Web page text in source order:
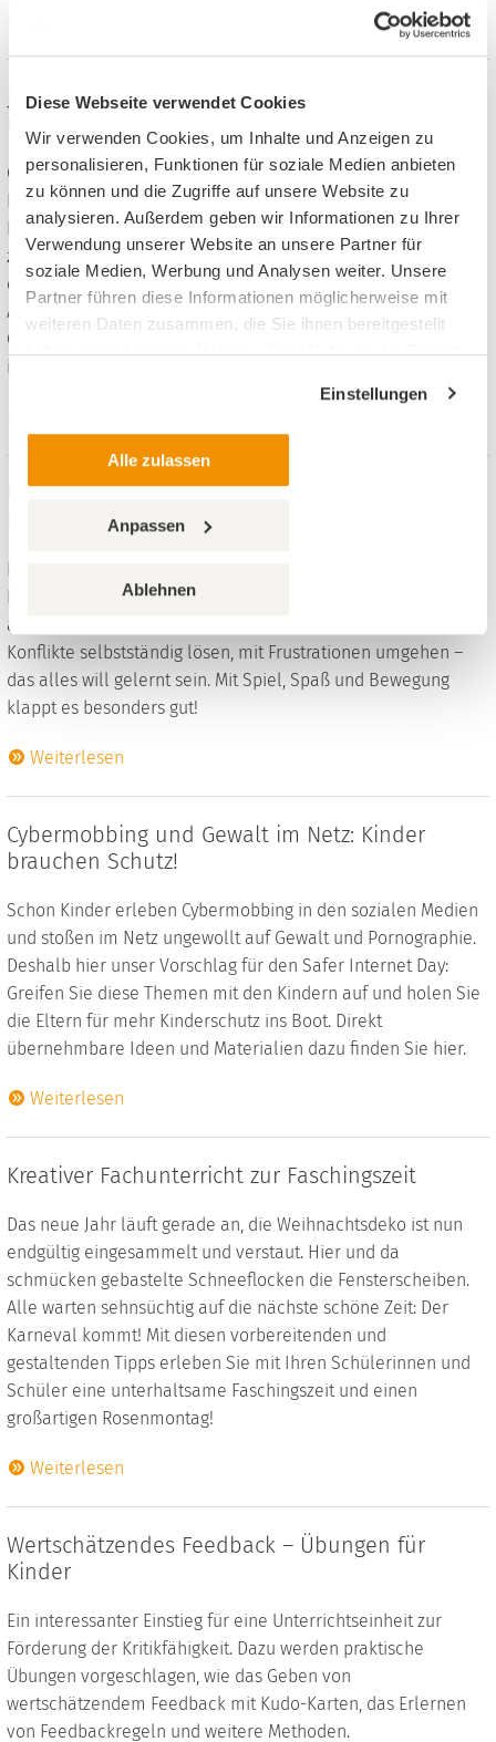
Diese Webseite verwendet Cookies
Wir verwenden Cookies, um Inhalte und Anzeigen zu
personalisieren, Funktionen für soziale Medien anbieten
zu können und die Zugriffe auf unsere Website zu
analysieren. Außerdem geben wir Informationen zu Ihrer
Verwendung unserer Website an unsere Partner für
soziale Medien, Werbung und Analysen weiter. Unsere
Partner führen diese Informationen möglicherweise mit
weiteren Daten zusammen, die Sie ihnen bereitgestellt
haben oder die sie im Rahmen Ihrer Nutzung der Dienste
Einstellungen
Alle zulassen
Anpassen
Ablehnen
Jesus und der Osterhase – Osterbräuche im
Ostern – die Auferstehung Jesu, das höchste christliche Fest?
Die meisten Kinder denken wohl eher an den Osterhasen,
Eier bemalen und süße Osterlämmer. Doch wie passt das
zusammen? Was haben solche Osterbräuche mit
christlichem Glauben und Traditionen zu tun? Im folgenden
Artikel wird erklärt, welche Wurzeln hinter den
Osterbräuchen stecken und wie man dieses Wissen
interessant vermitteln kann.
Übungen und Spiele für sozial-emotionales
Lernen in der 1 Klasse
Beim Übergang in die Schule stehen Kinder vor großen
Herausforderungen: Die eigenen Bedürfnisse spüren und
äußern, Rücksicht nehmen, Freunde finden, Regeln befolgen,
Konflikte selbstständig lösen, mit Frustrationen umgehen –
das alles will gelernt sein. Mit Spiel, Spaß und Bewegung
klappt es besonders gut!
Weiterlesen
Cybermobbing und Gewalt im Netz: Kinder
brauchen Schutz!
Schon Kinder erleben Cybermobbing in den sozialen Medien
und stoßen im Netz ungewollt auf Gewalt und Pornographie.
Deshalb hier unser Vorschlag für den Safer Internet Day:
Greifen Sie diese Themen mit den Kindern auf und holen Sie
die Eltern für mehr Kinderschutz ins Boot. Direkt
übernehmbare Ideen und Materialien dazu finden Sie hier.
Weiterlesen
Kreativer Fachunterricht zur Faschingszeit
Das neue Jahr läuft gerade an, die Weihnachtsdeko ist nun
endgültig eingesammelt und verstaut. Hier und da
schmücken gebastelte Schneeflocken die Fensterscheiben.
Alle warten sehnsüchtig auf die nächste schöne Zeit: Der
Karneval kommt! Mit diesen vorbereitenden und
gestaltenden Tipps erleben Sie mit Ihren Schülerinnen und
Schüler eine unterhaltsame Faschingszeit und einen
großartigen Rosenmontag!
Weiterlesen
Wertschätzendes Feedback – Übungen für
Kinder
Ein interessanter Einstieg für eine Unterrichtseinheit zur
Förderung der Kritikfähigkeit. Dazu werden praktische
Übungen vorgeschlagen, wie das Geben von
wertschätzendem Feedback mit Kudo-Karten, das Erlernen
von Feedbackregeln und weitere Methoden.